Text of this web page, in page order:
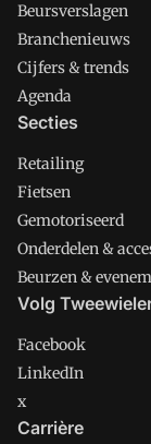
Beursverslagen
Branchenieuws
Cijfers & trends
Agenda
Secties
Retailing
Fietsen
Gemotoriseerd
Onderdelen &
Beurzen &
Volg
Facebook
LinkedIn
x
Carrière